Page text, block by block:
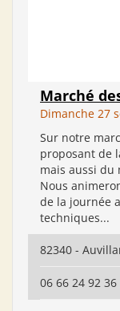
Marché
Dimanche 27
Sur notre
proposant de
mais aussi du
Nous
de la journée
techniques...
82340 -
06 66 24 92 36